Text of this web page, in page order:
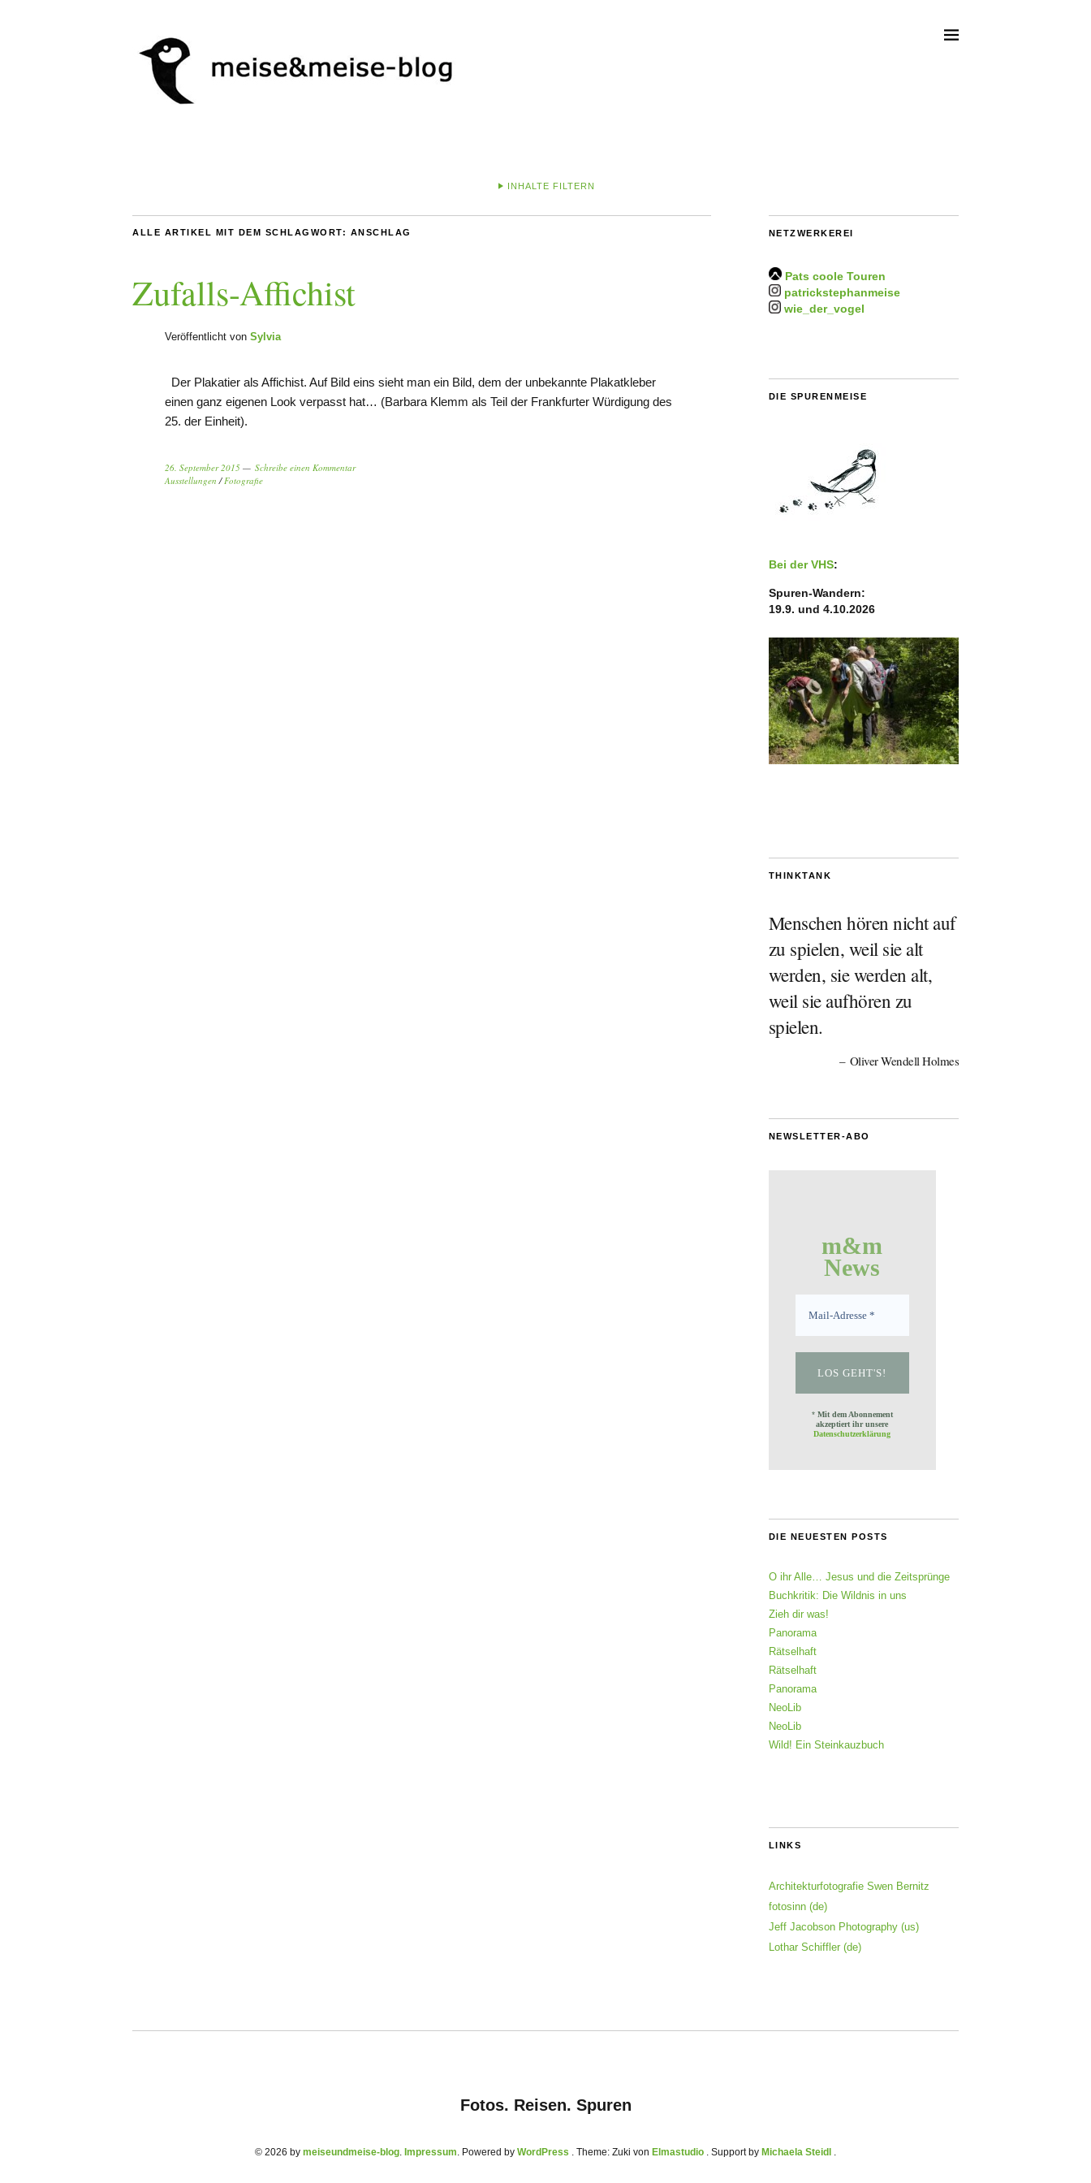
INHALTE FILTERN
ALLE ARTIKEL MIT DEM SCHLAGWORT: ANSCHLAG
Zufalls-Affichist
Veröffentlicht von Sylvia
Der Plakatier als Affichist. Auf Bild eins sieht man ein Bild, dem der unbekannte Plakatkleber
einen ganz eigenen Look verpasst hat… (Barbara Klemm als Teil der Frankfurter Würdigung des
25. der Einheit).
26. September 2015
Schreibe einen Kommentar
Ausstellungen /Fotografie
NETZWERKEREI
Pats coole Touren
patrickstephanmeise
wie_der_vogel
DIE SPURENMEISE
Bei der VHS:
Spuren-Wandern:
19.9. und 4.10.2026
THINKTANK
Menschen hören nicht auf
zu spielen, weil sie alt
werden, sie werden alt,
weil sie aufhören zu
spielen.
Oliver Wendell Holmes
NEWSLETTER-ABO
m&m
News
* Mit dem Abonnement
akzeptiert ihr unsere
Datenschutzerklärung
DIE NEUESTEN POSTS
O ihr Alle… Jesus und die Zeitsprünge
Buchkritik: Die Wildnis in uns
Zieh dir was!
Panorama
Rätselhaft
Rätselhaft
Panorama
NeoLib
NeoLib
Wild! Ein Steinkauzbuch
LINKS
Architekturfotografie Swen Bernitz
fotosinn (de)
Jeff Jacobson Photography (us)
Lothar Schiffler (de)
Fotos. Reisen. Spuren
© 2026 by meiseundmeise-blog Impressum Powered by WordPress Theme: Zuki von Elmastudio . Support by Michaela Steidl